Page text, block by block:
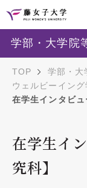
TOP
学部・大
ウェルビーイング
在学生インタビュ
在学生イ
究科】
学部・大学院